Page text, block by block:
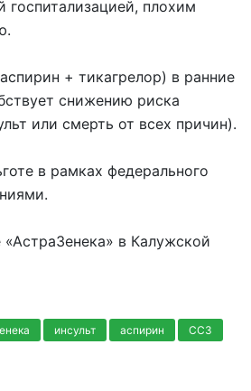
плохим
+ тикагрелор) в ранние
снижению риска
или смерть от всех причин).
в рамках федерального
в Калужской
инсульт аспирин ССЗ